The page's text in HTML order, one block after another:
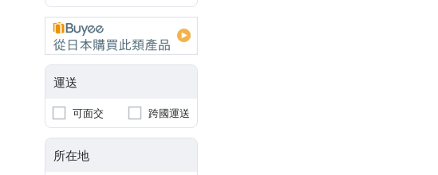
運送
可面交 跨國運送
所在地